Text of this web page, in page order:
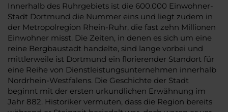
Innerhalb des Ruhrgebiets ist die 600.000 Einwohner-
Stadt Dortmund die Nummer eins und liegt zudem in
der Metropolregion Rhein-Ruhr, die fast zehn Millionen
Einwohner misst. Die Zeiten, in denen es sich um eine
reine Bergbaustadt handelte, sind lange vorbei und
mittlerweile ist Dortmund ein florierender Standort für
eine Reihe von Dienstleistungsunternehmen innerhalb
Nordrhein-Westfalens. Die Geschichte der Stadt
beginnt mit der ersten urkundlichen Erwähnung im
Jahr 882. Historiker vermuten, dass die Region bereits